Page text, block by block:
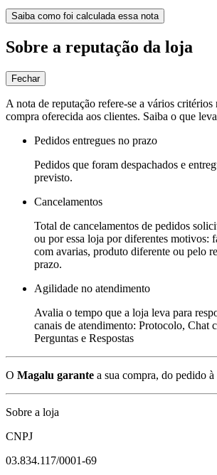
Saiba como foi calculada essa nota
Sobre a reputação da loja
Fechar
A nota de reputação refere-se a vários critérios
compra oferecida aos clientes. Saiba o que
Pedidos entregues no prazo
Pedidos que foram despachados e
previsto.
Cancelamentos
Total de cancelamentos de pedidos
ou por essa loja por diferentes motivos:
com avarias, produto diferente ou pelo
prazo.
Agilidade no atendimento
Avalia o tempo que a loja leva para
canais de atendimento: Protocolo, Chat
Perguntas e Respostas
O Magalu garante a sua compra, do pedido à
Sobre a loja
CNPJ
03.834.117/0001-69